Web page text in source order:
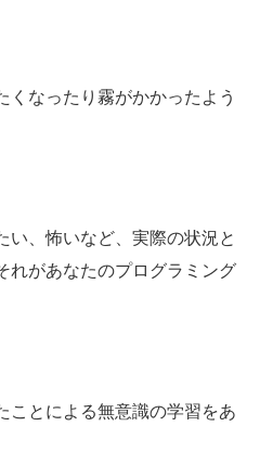
くなったり霧がかかったよう
い、怖いなど、実際の状況と
れがあなたのプログラミング
ことによる無意識の学習をあ